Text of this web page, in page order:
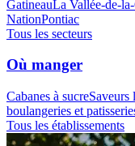
GatineauLa Vallée-de-
NationPontiac
Tous les secteurs
Où manger
Cabanes à sucreSaveurs
boulangeries et
Tous les établissements